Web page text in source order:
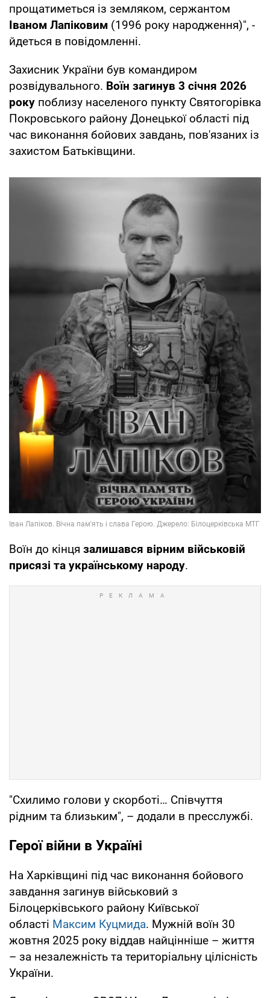
прощатиметься із земляком, сержантом
Іваном Лапіковим (1996 року народження)", -
йдеться в повідомленні.
Захисник України був командиром
розвідувального. Воїн загинув 3 січня 2026
року поблизу населеного пункту Святогорівка
Покровського району Донецької області під
час виконання бойових завдань, пов'язаних із
захистом Батьківщини.
Воїн до кінця залишався вірним військовій
присязі та українському народу.
"Схилимо голови у скорботі… Співчуття
рідним та близьким", – додали в пресслужбі.
Герої війни в Україні
На Харківщині під час виконання бойового
завдання загинув військовий з
Білоцерківського району Київської
області Максим Куцмида. Мужній воїн 30
жовтня 2025 року віддав найцінніше – життя
– за незалежність та територіальну цілісність
України.